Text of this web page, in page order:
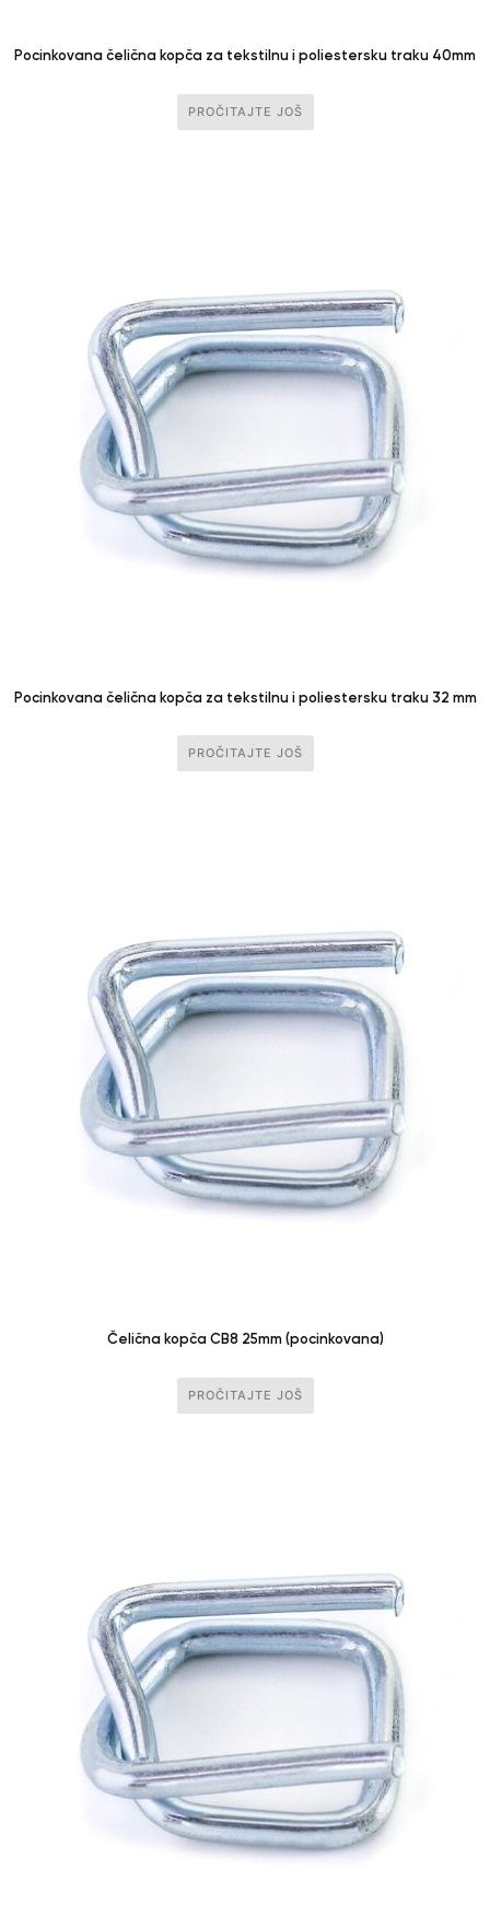
Pocinkovana čelična kopča za tekstilnu i poliestersku traku 40mm
PROČITAJTE JOŠ
Pocinkovana čelična kopča za tekstilnu i poliestersku traku 32 mm
PROČITAJTE JOŠ
Čelična kopča CB8 25mm (pocinkovana)
PROČITAJTE JOŠ